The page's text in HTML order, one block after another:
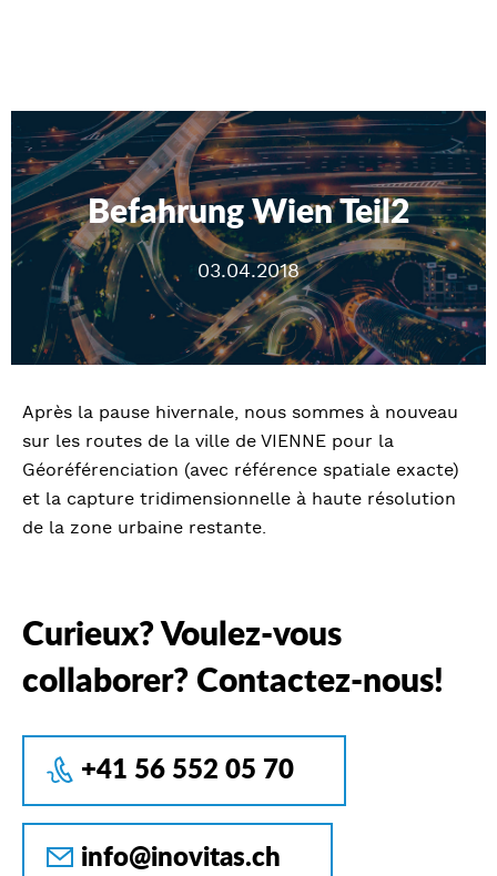
Befahrung Wien Teil2
03.04.2018
Après la pause hivernale, nous sommes à nouveau
sur les routes de la ville de VIENNE pour la
Géoréférenciation (avec référence spatiale exacte)
et la capture tridimensionnelle à haute résolution
de la zone urbaine restante.
Curieux? Voulez-vous
collaborer? Contactez-nous!
+41 56 552 05 70
info@inovitas.ch